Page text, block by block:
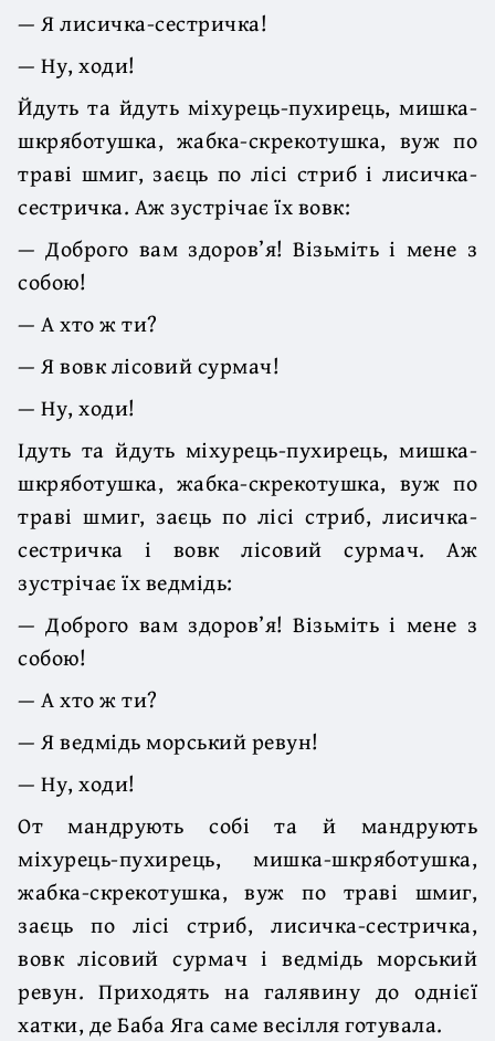
— Я лисичка-сестричка!
— Ну, ходи!
Йдуть та йдуть міхурець-пухирець, мишка-
шкряботушка, жабка-скрекотушка, вуж по
траві шмиг, заєць по лісі стриб і лисичка-
сестричка. Аж зустрічає їх вовк:
— Доброго вам здоров’я! Візьміть і мене з
собою!
— А хто ж ти?
— Я вовк лісовий сурмач!
— Ну, ходи!
Ідуть та йдуть міхурець-пухирець, мишка-
шкряботушка, жабка-скрекотушка, вуж по
траві шмиг, заєць по лісі стриб, лисичка-
сестричка і вовк лісовий сурмач. Аж
зустрічає їх ведмідь:
— Доброго вам здоров’я! Візьміть і мене з
собою!
— А хто ж ти?
— Я ведмідь морський ревун!
— Ну, ходи!
От мандрують собі та й мандрують
міхурець-пухирець, мишка-шкряботушка,
жабка-скрекотушка, вуж по траві шмиг,
заєць по лісі стриб, лисичка-сестричка,
вовк лісовий сурмач і ведмідь морський
ревун. Приходять на галявину до однієї
хатки, де Баба Яга саме весілля готувала.